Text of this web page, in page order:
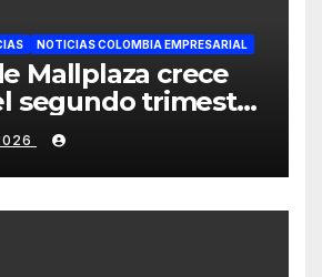
NOTICIAS COLOMBIA EMPRESARIAL
Mallplaza crece
segundo trimestre
en su plan
en Colombia